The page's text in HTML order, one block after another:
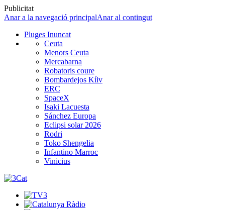
Publicitat
Anar a la navegació principalAnar al contingut
Pluges Inuncat
Ceuta
Menors Ceuta
Mercabarna
Robatoris coure
Bombardejos Kíiv
ERC
SpaceX
Isaki Lacuesta
Sánchez Europa
Eclipsi solar 2026
Rodri
Toko Shengelia
Infantino Marroc
Vinicius